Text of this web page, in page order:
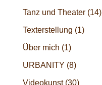
Tanz und Theater(14)
Texterstellung (1)
Über mich (1)
URBANITY (8)
Videokunst(30)